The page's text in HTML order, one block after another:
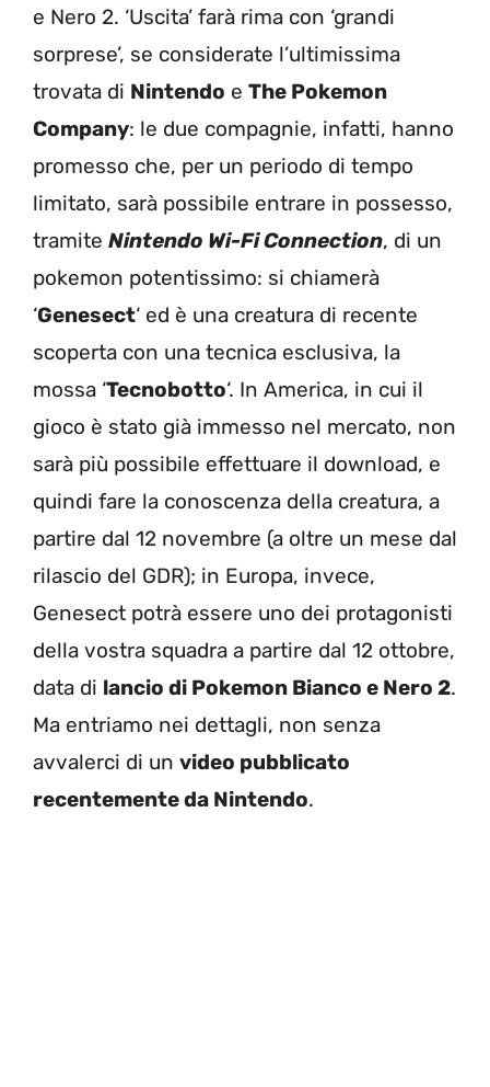
e Nero 2. ‘Uscita’ farà rima con ‘grandi
sorprese’, se considerate l’ultimissima
trovata di Nintendo e The Pokemon
Company: le due compagnie, infatti, hanno
promesso che, per un periodo di tempo
limitato, sarà possibile entrare in possesso,
tramite Nintendo Wi-Fi Connection, di un
pokemon potentissimo: si chiamerà
‘Genesect‘ ed è una creatura di recente
scoperta con una tecnica esclusiva, la
mossa ‘Tecnobotto‘. In America, in cui il
gioco è stato già immesso nel mercato, non
sarà più possibile effettuare il download, e
quindi fare la conoscenza della creatura, a
partire dal 12 novembre (a oltre un mese dal
rilascio del GDR); in Europa, invece,
Genesect potrà essere uno dei protagonisti
della vostra squadra a partire dal 12 ottobre,
data di lancio di Pokemon Bianco e Nero 2.
Ma entriamo nei dettagli, non senza
avvalerci di un video pubblicato
recentemente da Nintendo.